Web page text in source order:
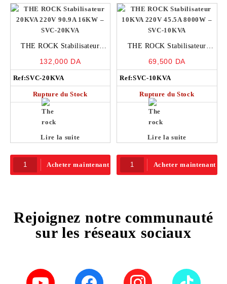
THE ROCK Stabilisateur
SVC-20KVA
132,000 DA
Ref:SVC-20KVA
Rupture du Stock
Lire la suite
Acheter maintenant
THE ROCK Stabilisateur
SVC-10KVA
69,500 DA
Ref:SVC-10KVA
Rupture du Stock
Lire la suite
Acheter maintenant
Rejoignez notre communauté
sur les réseaux sociaux